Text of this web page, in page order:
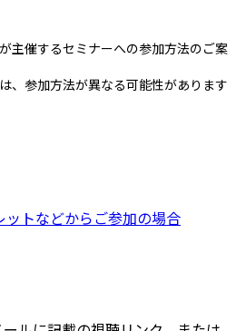
主催するセミナーへの参加方法のご案
、参加方法が異なる可能性があります
トなどからご参加の場合